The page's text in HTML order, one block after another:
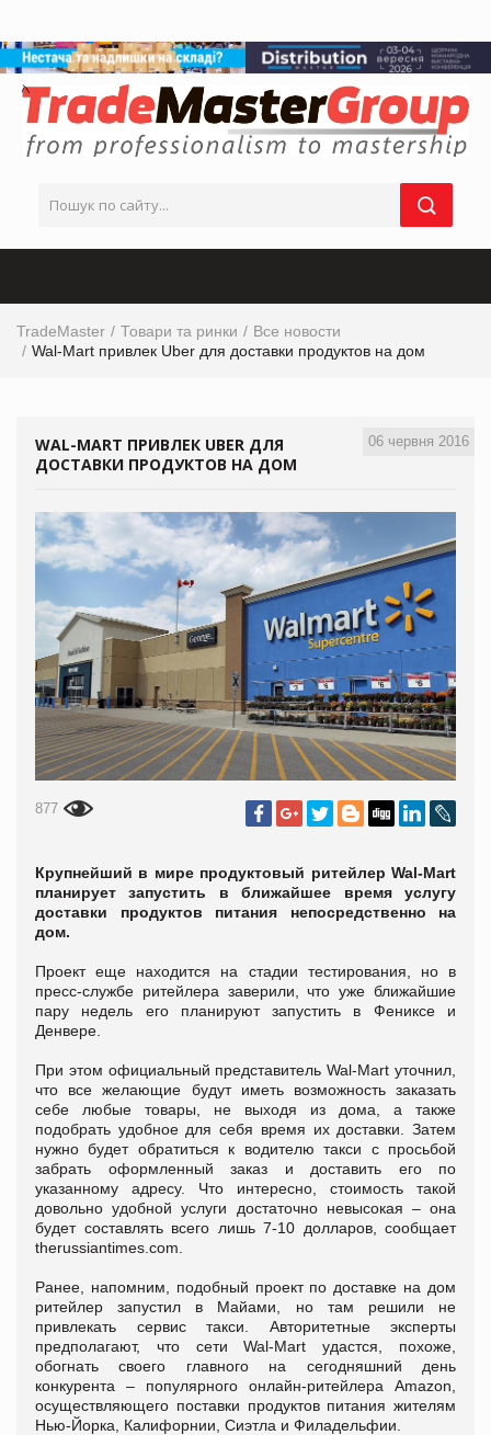
TradeMaster Товари та ринки
Все новости
Wal-Mart привлек Uber для доставки продуктов на дом
06 червня 2016
WAL-MART ПРИВЛЕК UBER ДЛЯ
ДОСТАВКИ ПРОДУКТОВ НА ДОМ
877
Крупнейший в мире продуктовый ритейлер Wal-Mart
планирует запустить в ближайшее время услугу
доставки продуктов питания непосредственно на
дом.
Проект еще находится на стадии тестирования, но в
пресс-службе ритейлера заверили, что уже ближайшие
пару недель его планируют запустить в Фениксе и
Денвере.
При этом официальный представитель Wal-Mart уточнил,
что все желающие будут иметь возможность заказать
себе любые товары, не выходя из дома, а также
подобрать удобное для себя время их доставки. Затем
нужно будет обратиться к водителю такси с просьбой
забрать оформленный заказ и доставить его по
указанному адресу. Что интересно, стоимость такой
довольно удобной услуги достаточно невысокая – она
будет составлять всего лишь 7-10 долларов, сообщает
therussiantimes.com.
Ранее, напомним, подобный проект по доставке на дом
ритейлер запустил в Майами, но там решили не
привлекать сервис такси. Авторитетные эксперты
предполагают, что сети Wal-Mart удастся, похоже,
обогнать своего главного на сегодняшний день
конкурента – популярного онлайн-ритейлера Amazon,
осуществляющего поставки продуктов питания жителям
Нью-Йорка, Калифорнии, Сиэтла и Филадельфии.